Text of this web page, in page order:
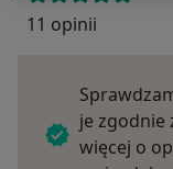
11 opinii
je zgodnie
więcej o